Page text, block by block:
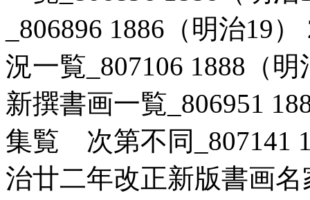
_806896 1886（明治19
況一覧_807106 1888（
新撰書画一覧_806951
集覧 次第不同_807141
治廿二年改正新版書画名